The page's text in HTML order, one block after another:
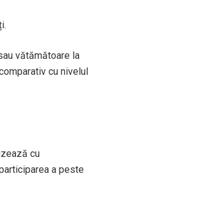
vătămătoare la
cu nivelul
cu
a peste